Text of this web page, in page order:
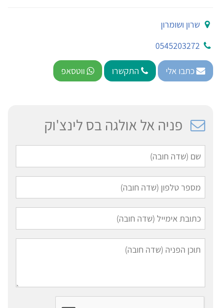
שרון ושומרון
0545203272
כתבו אלי התקשרו ווטסאפ
פניה אל אולגה בס לינצ'וק